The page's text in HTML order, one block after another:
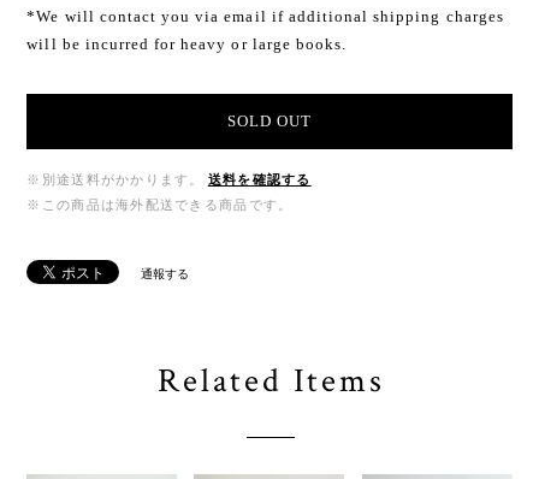
*We will contact you via email if additional shipping charges
will be incurred for heavy or large books.
SOLD OUT
※別途送料がかかります。
送料を確認する
※この商品は海外配送できる商品です。
通報する
Related Items